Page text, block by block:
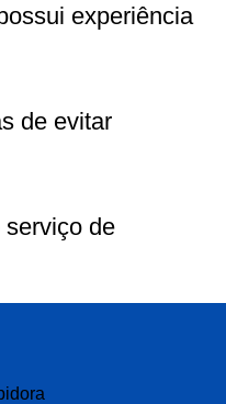
experiência
de evitar
serviço de